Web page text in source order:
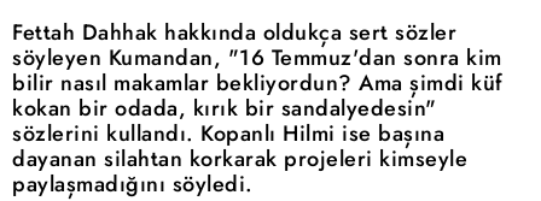
Fettah Dahhak hakkında oldukça sert sözler
söyleyen Kumandan, "16 Temmuz'dan sonra kim
bilir nasıl makamlar bekliyordun? Ama şimdi küf
kokan bir odada, kırık bir sandalyedesin"
sözlerini kullandı. Kopanlı Hilmi ise başına
dayanan silahtan korkarak projeleri kimseyle
paylaşmadığını söyledi.